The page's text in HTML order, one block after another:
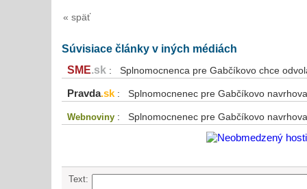
« späť
Súvisiace články v iných médiách
SME.sk : Splnomocnenca pre Gabčíkovo chce
Pravda.sk : Splnomocnenec pre Gabčíkovo
Webnoviny : Splnomocnenec pre Gabčíkovo
Text: